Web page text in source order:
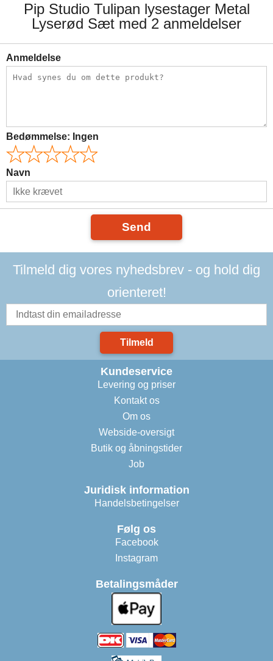
Pip Studio Tulipan lysestager Metal
Lyserød Sæt med 2 anmeldelser
Anmeldelse
Bedømmelse: Ingen
Navn
Send
Tilmeld dig vores nyhedsbrev - og hold dig
orienteret!
Tilmeld
Kundeservice
Levering og priser
Kontakt os
Om os
Webside-oversigt
Butik og åbningstider
Job
Juridisk information
Handelsbetingelser
Følg os
Facebook
Instagram
Betalingsmåder